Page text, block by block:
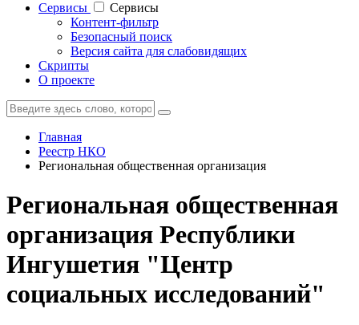
Cервисы
Cервисы
Контент-фильтр
Безопасный поиск
Версия сайта для слабовидящих
Скрипты
О проекте
Главная
Реестр НКО
Региональная общественная организация
Региональная общественная
организация Республики
Ингушетия "Центр
социальных исследований"